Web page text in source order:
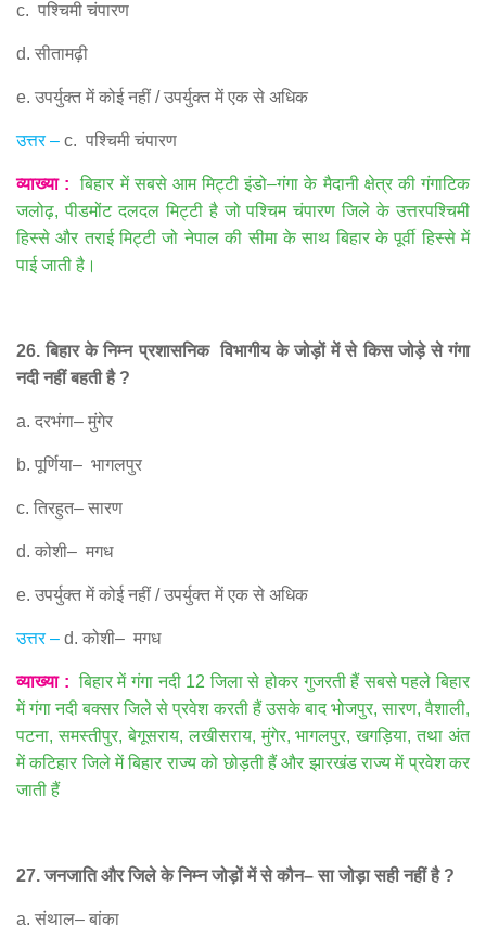
c. पश्चिमी चंपारण
d. सीतामढ़ी
e. उपर्युक्त में कोई नहीं /उपर्युक्त में एक से अधिक
उत्तर– c. पश्चिमी चंपारण
व्याख्या: बिहार में सबसे आम मिट्टी इंडो–गंगा के मैदानी क्षेत्र की गंगाटिक
जलोढ़,पीडमोंट दलदल मिट्टी है जो पश्चिम चंपारण जिले के उत्तरपश्चिमी
हिस्से और तराई मिट्टी जो नेपाल की सीमा के साथ बिहार के पूर्वी हिस्से में
पाई जाती है।
26.बिहार के निम्न प्रशासनिक
विभागीय के जोड़ों में से किस जोड़े से गंगा
नदी नहीं बहती है?
a. दरभंगा– मुंगेर
b. पूर्णिया– भागलपुर
c. तिरहुत– सारण
d. कोशी– मगध
e. उपर्युक्त में कोई नहीं /उपर्युक्त में एक से अधिक
उत्तर– d. कोशी– मगध
व्याख्या: बिहार में गंगा नदी12जिला से होकर गुजरती हैं सबसे पहले बिहार
में गंगा नदी बक्सर जिले से प्रवेश करती हैं उसके बाद भोजपुर,सारण,वैशाली,
पटना,समस्तीपुर,बेगूसराय,लखीसराय,मुंगेर,भागलपुर,खगड़िया,तथा अंत
में कटिहार जिले में बिहार राज्य को छोड़ती हैं और झारखंड राज्य में प्रवेश कर
जाती हैं
27.जनजाति और जिले के निम्न जोड़ों में से कौन–सा जोड़ा सही नहीं है?
a. संथाल– बांका